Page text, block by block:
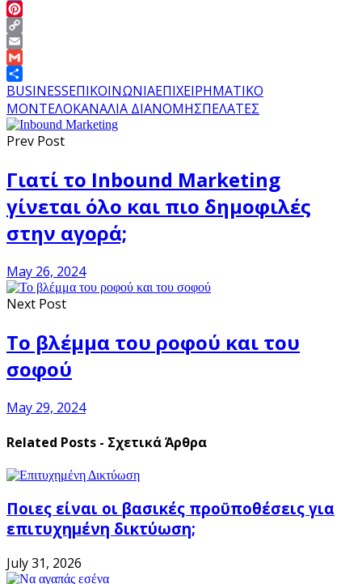
Twitter
Pinterest
Copy
Link
Email
Gmail
Share
BUSINESSΕΠΙΚΟΙΝΩΝΙΑΕΠΙΧΕΙΡΗΜΑΤΙΚΟ
ΜΟΝΤΕΛΟΚΑΝΑΛΙΑ ΔΙΑΝΟΜΗΣΠΕΛΑΤΕΣ
Prev Post
Γιατί το Inbound Marketing
γίνεται όλο και πιο δημοφιλές
στην αγορά;
May 26, 2024
Next Post
Το βλέμμα του ροφού και του
σοφού
May 29, 2024
Related Posts - Σχετικά Άρθρα
Ποιες είναι οι βασικές προϋποθέσεις για
επιτυχημένη δικτύωση;
July 31, 2026